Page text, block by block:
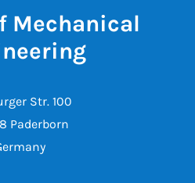
Mechanical
Str. 100
Paderborn